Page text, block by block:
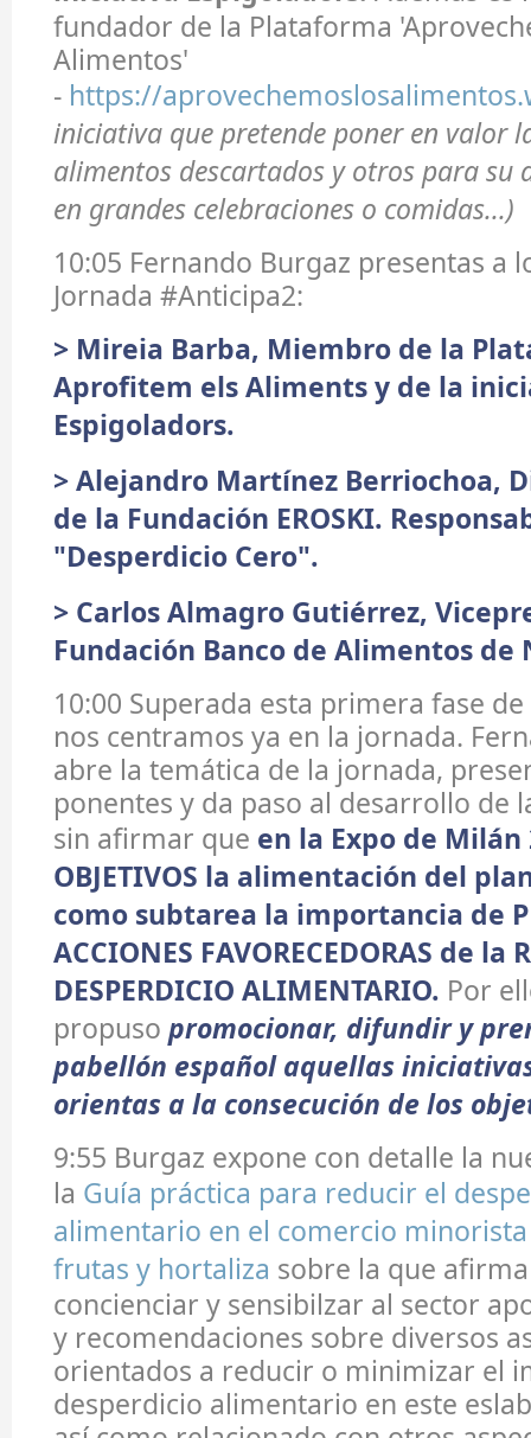
fundador de la Plataforma
Alimentos'
- https://
iniciativa que pretende poner en valor
alimentos descartados y otros para su
en grandes celebraciones o comidas...)
10:05 Fernando Burgaz presentas a
Jornada #Anticipa2:
> Mireia Barba, Miembro de la
Aprofitem els Aliments y de la
Espigoladors.
> Alejandro Martínez Berriochoa,
de la Fundación EROSKI.
"Desperdicio Cero".
> Carlos Almagro Gutiérrez,
Fundación Banco de Alimentos de
10:00 Superada esta primera fase
nos centramos ya en la jornada.
abre la temática de la jornada,
ponentes y da paso al desarrollo de
sin afirmar que en la Expo de Milán
OBJETIVOS la alimentación del
como subtarea la importancia de
ACCIONES FAVORECEDORAS de la
DESPERDICIO ALIMENTARIO. Por
propuso promocionar, difundir y
pabellón español aquellas
orientas a la consecución de los
9:55 Burgaz expone con detalle la
la Guía práctica para reducir el
alimentario en el comercio
frutas y hortaliza sobre la que
concienciar y sensibilzar al sector
y recomendaciones sobre diversos
orientados a reducir o minimizar el
desperdicio alimentario en este